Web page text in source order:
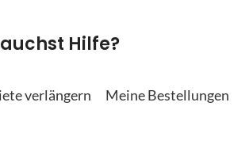
Hilfe?
verlängern Meine Bestellungen